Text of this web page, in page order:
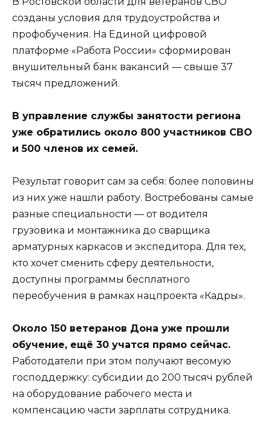
созданы условия для трудоустройства и
профобучения. На Единой цифровой
платформе «Работа России» сформирован
внушительный банк вакансий — свыше 37
тысяч предложений.
В управление службы занятости региона
уже обратились около 800 участников СВО
и 500 членов их семей.
Результат говорит сам за себя: более половины
из них уже нашли работу. Востребованы самые
разные специальности — от водителя
грузовика и монтажника до сварщика
арматурных каркасов и экспедитора. Для тех,
кто хочет сменить сферу деятельности,
доступны программы бесплатного
переобучения в рамках нацпроекта «Кадры».
Около 150 ветеранов Дона уже прошли
обучение, ещё 30 учатся прямо сейчас.
Работодатели при этом получают весомую
господдержку: субсидии до 200 тысяч рублей
на оборудование рабочего места и
компенсацию части зарплаты сотрудника.